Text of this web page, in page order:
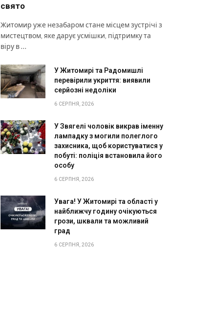
свято
Житомир уже незабаром стане місцем зустрічі з
мистецтвом, яке дарує усмішки, підтримку та
віру в …
У Житомирі та Радомишлі
перевірили укриття: виявили
серйозні недоліки
6 СЕРПНЯ, 2026
У Звягелі чоловік викрав іменну
лампадку з могили полеглого
захисника, щоб користуватися у
побуті: поліція встановила його
особу
6 СЕРПНЯ, 2026
Увага! У Житомирі та області у
найближчу годину очікуються
грози, шквали та можливий
град
6 СЕРПНЯ, 2026